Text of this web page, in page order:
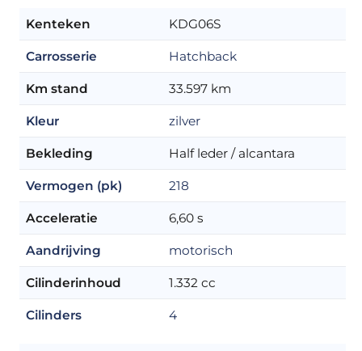
Kenteken KDG06S
Carrosserie Hatchback
Km stand 33.597 km
Kleur zilver
Bekleding Half leder / alcantara
Vermogen (pk) 218
Acceleratie 6,60 s
Aandrijving motorisch
Cilinderinhoud 1.332 cc
Cilinders 4